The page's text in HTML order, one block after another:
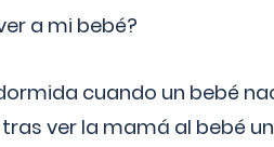
a mi bebé?
cuando un bebé
ver la mamá al bebé